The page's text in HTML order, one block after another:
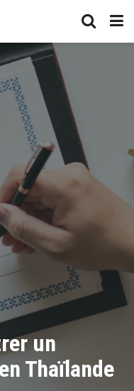
un
Thaïlande